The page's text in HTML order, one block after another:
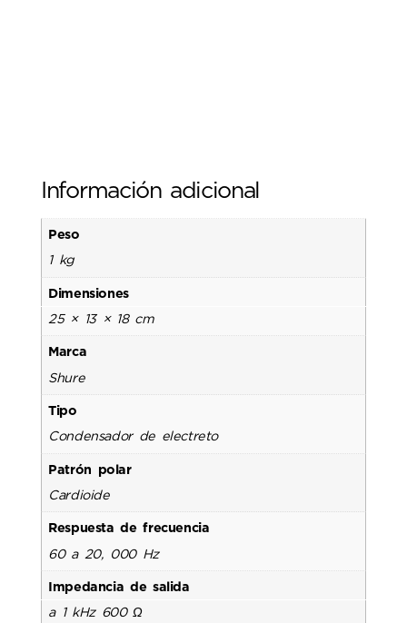
Información adicional
Peso
1 kg
Dimensiones
25 × 13 × 18 cm
Marca
Shure
Tipo
Condensador de electreto
Patrón polar
Cardioide
Respuesta de frecuencia
60 a 20, 000 Hz
Impedancia de salida
a 1 kHz 600 Ω